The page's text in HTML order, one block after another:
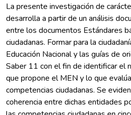
La presente investigación de
desarrolla a partir de un análisis
entre los documentos Estándares
ciudadanas. Formar para la
Educación Nacional y las guías de
Saber 11 con el fin de identificar el
que propone el MEN y lo que
competencias ciudadanas. Se
coherencia entre dichas entidades